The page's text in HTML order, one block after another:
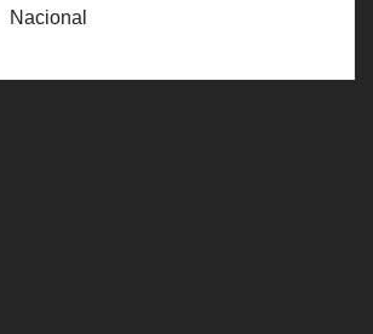
Nacional